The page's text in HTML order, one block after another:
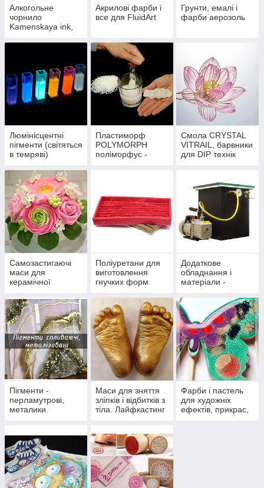
Алкогольне
чорнило
Kamenskaya ink,
Акрилові фарби і
все для FluidArt
Грунти, емалі і
фарби аерозоль
Люмінісцентні
пігменти (світяться
в темряві)
Пластиморф
POLYMORPH
поліморфус -
Смола CRYSTAL
VITRAIL, барвники
для DIP технік
виробів. Барвники
Самозастигаючі
маси для
керамічної
холодний
фарфор.
Інструменти для
ліплення
Поліуретани для
виготовлення
гнучких форм.
Додаткове
обладнання і
матеріали -
камери.Електронні
ваги.
Пігменти -
перламутрові,
металики.
ні емалі.
Маси для зняття
зліпків і відбитків з
тіла. Лайфкастинг
Фарби і пастель
для художніх
ефектів, прикрас,